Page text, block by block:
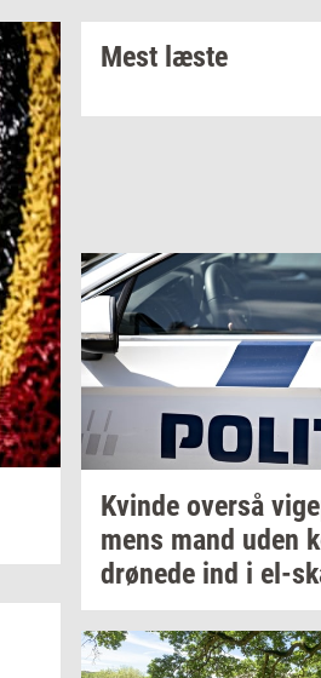
Mest læste
Kvin­de over­så
mens mand uden
drø­ne­de ind i el-​